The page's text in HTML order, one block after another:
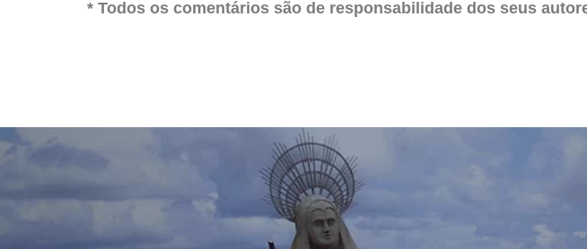
* Todos os comentários são de responsabilidade dos seus